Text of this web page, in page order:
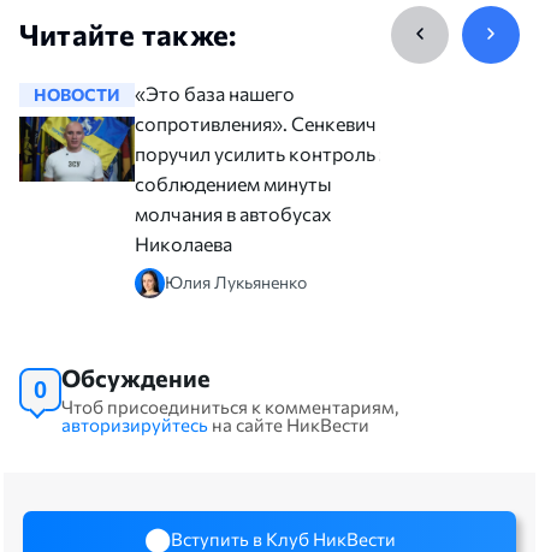
Читайте также:
НОВОСТИ
«Это база нашего
сопротивления». Сенкевич
поручил усилить контроль за
соблюдением минуты
молчания в автобусах
Николаева
Юлия Лукьяненко
0 Обсуждение
Чтоб присоединиться к комментариям,
авторизируйтесь на сайте НикВести
Вступить в Клуб НикВести